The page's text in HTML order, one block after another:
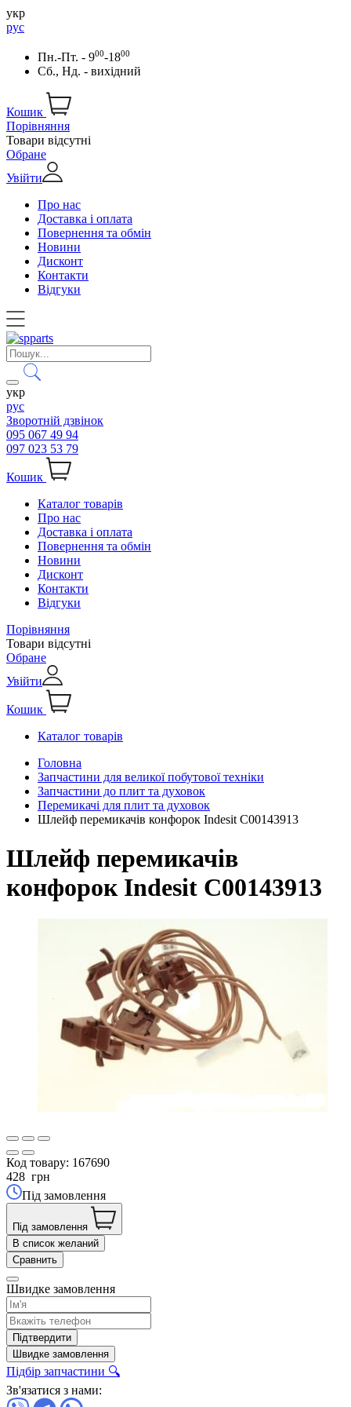
укр
рус
Пн.-Пт. - 900-1800
Сб., Нд. - вихідний
Кошик
Порівняння
Товари відсутні
Обране
Увійти
Про нас
Доставка і оплата
Повернення та обмін
Новини
Дисконт
Контакти
Відгуки
укр
рус
Зворотній дзвінок
095 067 49 94
097 023 53 79
Кошик
Каталог товарів
Про нас
Доставка і оплата
Повернення та обмін
Новини
Дисконт
Контакти
Відгуки
Порівняння
Товари відсутні
Обране
Увійти
Кошик
Каталог товарів
Головна
Запчастини для великої побутової техніки
Запчастини до плит та духовок
Перемикачі для плит та духовок
Шлейф перемикачів конфорок Indesit C00143913
Шлейф перемикачів
конфорок Indesit C00143913
Код товару: 167690
428 грн
Під замовлення
Під замовлення
В список желаний
Сравнить
Швидке замовлення
Підтвердити
Швидке замовлення
Підбір запчастини 🔍
Зв'язатися з нами: